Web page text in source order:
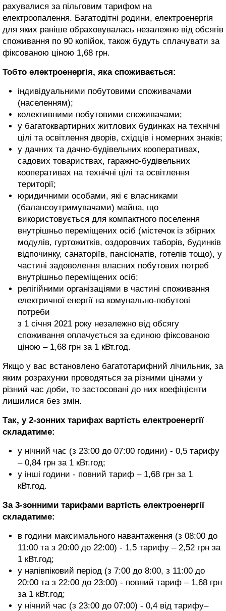
рахувалися за пільговим тарифом на
електроопалення. Багатодітні родини, електроенергія
для яких раніше обраховувалась незалежно від обсягів
споживання по 90 копійок, також будуть сплачувати за
фіксованою ціною 1,68 грн.
Тобто електроенергія, яка споживається:
індивідуальними побутовими споживачами
(населенням);
колективними побутовими споживачами;
у багатоквартирних житлових будинках на технічні
цілі та освітлення дворів, східців і номерних знаків;
у дачних та дачно-будівельних кооперативах,
садових товариствах, гаражно-будівельних
кооперативах на технічні цілі та освітлення
території;
юридичними особами, які є власниками
(балансоутримувачами) майна, що
використовується для компактного поселення
внутрішньо переміщених осіб (містечок із збірних
модулів, гуртожитків, оздоровчих таборів, будинків
відпочинку, санаторіїв, пансіонатів, готелів тощо), у
частині задоволення власних побутових потреб
внутрішньо переміщених осіб;
релігійними організаціями в частині споживання
електричної енергії на комунально-побутові
потреби
з 1 січня 2021 року незалежно від обсягу
споживання оплачується за єдиною фіксованою
ціною – 1,68 грн за 1 кВт.год.
Якщо у вас встановлено багатотарифний лічильник, за
яким розрахунки проводяться за різними цінами у
різний час доби, то застосовані до них коефіцієнти
лишилися без змін.
Так, у 2-зонних тарифах вартість електроенергії
складатиме:
у нічний час (з 23:00 до 07:00 години) - 0,5 тарифу
– 0,84 грн за 1 кВт.год;
у інші години - повний тариф – 1,68 грн за 1
кВт.год.
За 3-зонними тарифами вартість електроенергії
складатиме:
в години максимального навантаження (з 08:00 до
11:00 та з 20:00 до 22:00) - 1,5 тарифу – 2,52 грн за
1 кВт.год;
у напівпіковий період (з 7:00 до 8:00, з 11:00 до
20:00 та з 22:00 до 23:00) - повний тариф – 1,68 грн
за 1 кВт.год;
у нічний час (з 23:00 до 07:00) - 0,4 від тарифу–